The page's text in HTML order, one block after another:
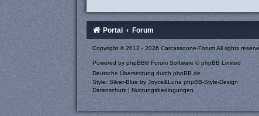
Portal Forum
Copyright © 2012 - 2026 Carcassonne-Forum All rights
Powered by phpBB® Forum Software © phpBB Limited
Deutsche Übersetzung durchphpBB.de
Style: Silver-Blue by Joyce&Luna phpBB-Style-Design
Datenschutz | Nutzungsbedingungen